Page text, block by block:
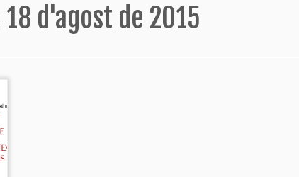
18 d'agost de 2015